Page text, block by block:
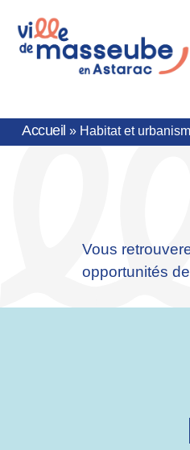
Accueil » Habitat et
Vous
opportunités